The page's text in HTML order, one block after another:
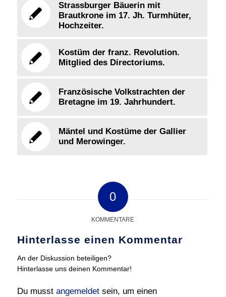
Strassburger Bäuerin mit
Brautkrone im 17. Jh. Turmhüter,
Hochzeiter.
Kostüm der franz. Revolution.
Mitglied des Directoriums.
Französische Volkstrachten der
Bretagne im 19. Jahrhundert.
Mäntel und Kostüme der Gallier
und Merowinger.
0
KOMMENTARE
Hinterlasse einen Kommentar
An der Diskussion beteiligen?
Hinterlasse uns deinen Kommentar!
Du musst angemeldetsein, um einen